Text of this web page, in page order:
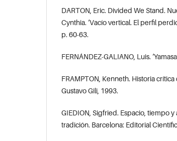
DARTON, Eric. Divided We Stand.
Cynthia. ‘Vacío vertical. El perfil
p. 60-63.
FERNÁNDEZ-GALIANO, Luis.
FRAMPTON, Kenneth. Historia
Gustavo Gili, 1993.
GIEDION, Sigfried. Espacio, tiempo
tradición. Barcelona: Editorial